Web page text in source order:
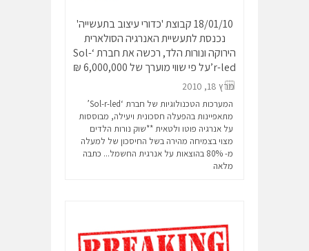
18/01/10 קבוצת 'כדורי עיצוב בתעשייה'
נכנסת לתעשיית האנרגיה הסולארית
הירוקה ונורות הלד, רכשה את חברת ‘Sol-
r-led’על פי שווי מוערך של 6,000,000 ₪
מרץ 18, 2010
המערכות הטכנולוגיות של חברת ‘Sol-r-led’
מתאפיינות בהפעלה חסכונית ויעילה, מבוססות
על אנרגיה פוטו ולטאית **שוק נורות הלדים
מצוי בצמיחה מהירה בשל החיסכון של למעלה
מ- 80% בהוצאות על אנרגית החשמל...
כתבה
מלאה